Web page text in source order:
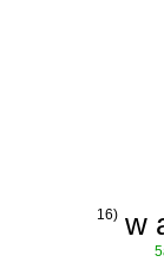
16) w